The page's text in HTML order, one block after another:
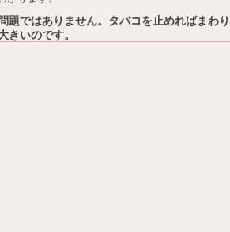
題ではありません。タバコを止めればまわり
きいのです。